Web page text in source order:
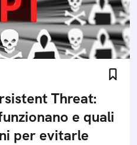
Threat:
e quali
per evitarle